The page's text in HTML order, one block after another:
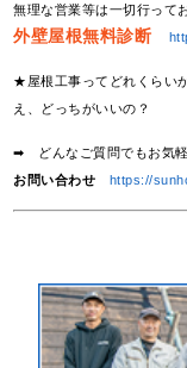
無理な営業等は一切行って
外壁屋根無料診断
★屋根工事ってどれくらい
え、どっちがいいの？
➡ どんなご質問でもお気軽
お問い合わせ
https://